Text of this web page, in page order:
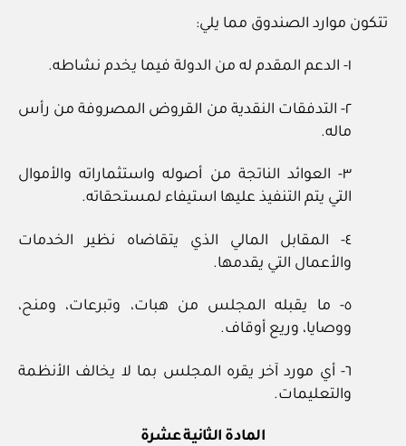
تتكون موارد الصندوق مما يلي:
١- الدعم المقدم له من الدولة فيما يخدم نشاطه.
٢- التدفقات النقدية من القروض المصروفة من رأس
ماله.
٣- العوائد الناتجة من أصوله واستثماراته والأموال
التي يتم التنفيذ عليها استيفاء لمستحقاته.
٤- المقابل المالي الذي يتقاضاه نظير الخدمات
والأعمال التي يقدمها.
٥- ما يقبله المجلس من هبات، وتبرعات، ومنح،
ووصايا، وريع أوقاف.
٦- أي مورد آخر يقره المجلس بما لا يخالف الأنظمة
والتعليمات.
المادة الثانية عشرة